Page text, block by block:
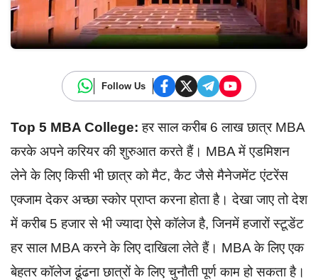
Follow Us
Top 5 MBA College: हर साल करीब 6 लाख छात्र MBA
करके अपने करियर की शुरुआत करते हैं। MBA में एडमिशन
लेने के लिए किसी भी छात्र को मैट, कैट जैसे मैनेजमेंट एंटरेंस
एक्जाम देकर अच्छा स्कोर प्राप्त करना होता है। देखा जाए तो देश
में करीब 5 हजार से भी ज्यादा ऐसे कॉलेज है, जिनमें हजारों स्टूडेंट
हर साल MBA करने के लिए दाखिला लेते हैं। MBA के लिए एक
बेहतर कॉलेज ढूंढना छात्रों के लिए चुनौती पूर्ण काम हो सकता है।